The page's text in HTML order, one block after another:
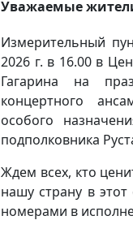
Уважаемые
Измерительный
2026 г. в 16.00 в
Гагарина на
концертного
особого
подполковника
Ждем всех, кто
нашу страну в
номерами в